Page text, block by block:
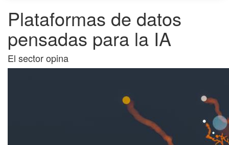
Plataformas de datos
pensadas para la IA
El sector opina